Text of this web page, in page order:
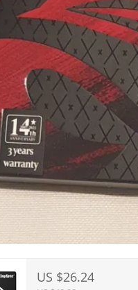
US $26.24